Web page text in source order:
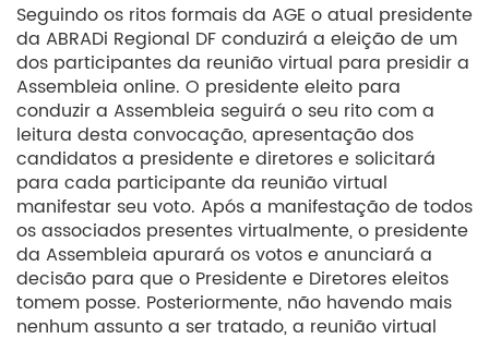
Seguindo os ritos formais da AGE o atual presidente
da ABRADi Regional DF conduzirá a eleição de um
dos participantes da reunião virtual para presidir a
Assembleia online. O presidente eleito para
conduzir a Assembleia seguirá o seu rito com a
leitura desta convocação, apresentação dos
candidatos a presidente e diretores e solicitará
para cada participante da reunião virtual
manifestar seu voto. Após a manifestação de todos
os associados presentes virtualmente, o presidente
da Assembleia apurará os votos e anunciará a
decisão para que o Presidente e Diretores eleitos
tomem posse. Posteriormente, não havendo mais
nenhum assunto a ser tratado, a reunião virtual